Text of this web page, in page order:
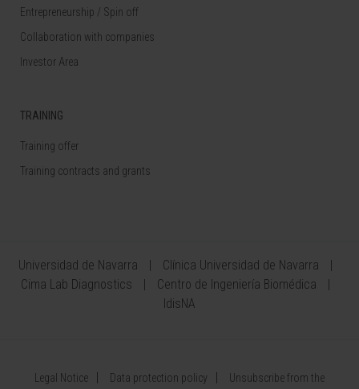
Entrepreneurship / Spin off
Collaboration with companies
Investor Area
TRAINING
Training offer
Training contracts and grants
Universidad de Navarra
Clínica Universidad de Navarra
Cima Lab Diagnostics
Centro de Ingeniería Biomédica
IdisNA
Legal Notice Data protection policy Unsubscribe from the